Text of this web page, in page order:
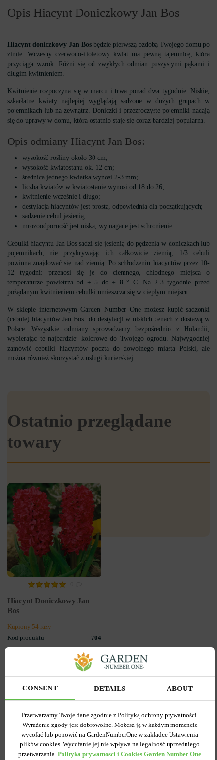
Opis Hiacynt Doniczkowy Jan Bos
Hiacynt doniczkowy Jan Bos będzie pierwszą ozdobą Twojego domu po
zimie. Wczesny czerwono-fioletowy kwiat ma pewną tajemnicę, która
przyciąga wzrok. Różni się od zwykłych odmian puszystymi pąkami i
długim kwitnieniem.
Kwitnienie rozpoczyna się w marcu i trwa ponad dwa tygodnie. Niskie,
szkarłatne kwiaty najlepiej wyglądają sadzone w dużych grupach w
pojemnikach lub na zewnątrz. Doniczki i przezroczyste pojemniki nadają
się do uprawy w domu, która ostatnio staje się coraz bardziej popularna.
Opis odmiany Hiacynt Jan Bos:
wysokość rośliny około 30 cm;
wysokość kwiatostanu ok. 12 cm;
średnica jednego kwiatka wynosi 2-3 mm;
liczba kwiatów w kwiatostanie wynosi od 18 do 26;
kwitnienie wcześnie i długo;
destylacja hiacyntów jest prosta, odpowiednia dla początkujących;
sadzenie cebul jesienią;
mrozoodporność jest niska, wymagane jest schronienie.
Cebulki hiacyntu Jan Bos sadzi się jesienią do pędzenia w doniczkach lub
pojemnikach, nie przykrywając ich całkowicie ziemią, 1/3 cebuli
powinna znajdować się nad ziemią. Po schłodzeniu hiacyntów przez 10-
12 tygodni: przenosi się je do ciemnego, chłodnego miejsca o
temperaturze powietrza od + 5 do + 8 ° C. Na 2-3 tygodnie przed
pożądanym kwitnieniem cebulki umieszcza się w ciepłym miejscu.
W sklepie internetowym Garden Number One możesz kupić sadzonki
(cebule) hiacyntów Jan Bos do destylacji w niskich cenach z dostawą w
Polsce. Wszystkie odmiany sprowadzamy bezpośrednio z Holandii,
wybierając te najbardziej kolorowe do Twojego ogrodu. Najwygodniej
zamówić cebulki hiacyntów pocztą do dowolnego miasta Polski, ale
można również skorzystać z usługi kurierskiej.
Ostatnio przeglądane
towary
Hiacynt Doniczkowy Jan
Bos
Kupiony 54 razy
Kod produktu
704
POWIADOM O
DOSTĘPNOŚCI
CONSENT DETAILS ABOUT
Przetwarzamy Twoje dane zgodnie z Polityką ochrony prywatności.
Wyrażenie zgody jest dobrowolne. Możesz ją w każdym momencie
wycofać lub ponowić na GardenNumberOne w zakładce Ustawienia
plików cookies. Wycofanie jej nie wpływa na legalność uprzedniego
przetwarzania. Polityka prywatnosci i Cookies Garden Number One